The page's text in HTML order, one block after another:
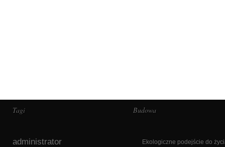
Tagi
administrator
Budowa
Ekologiczne podejście do